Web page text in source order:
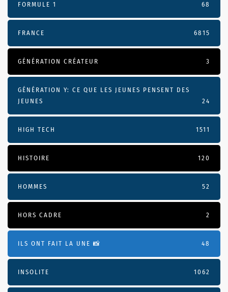
FORMULE 1 68
FRANCE 6815
GÉNÉRATION CRÉATEUR 3
GÉNÉRATION Y: CE QUE LES JEUNES PENSENT DES
JEUNES
24
HIGH TECH 1511
HISTOIRE 120
HOMMES 52
HORS CADRE 2
ILS ONT FAIT LA UNE 📸 48
INSOLITE 1062